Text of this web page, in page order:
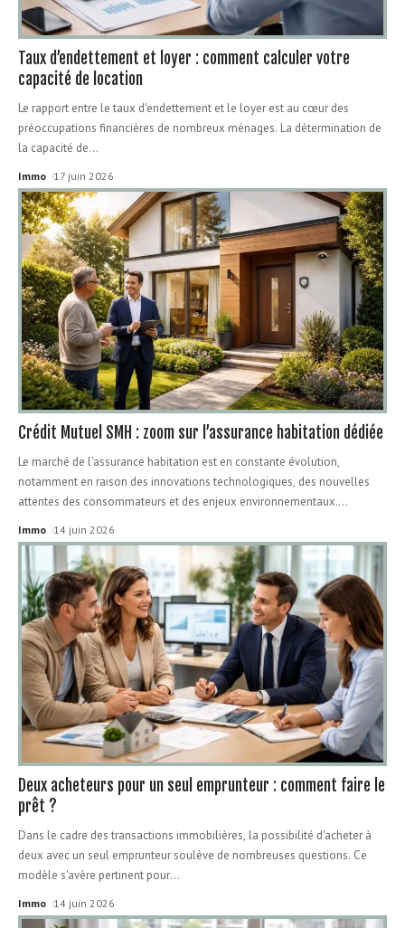
Taux d’endettement et loyer : comment calculer votre
capacité de location
Le rapport entre le taux d'endettement et le loyer est au cœur des
préoccupations financières de nombreux ménages. La détermination de
la capacité de…
Immo 17 juin 2026
Crédit Mutuel SMH : zoom sur l’assurance habitation dédiée
Le marché de l'assurance habitation est en constante évolution,
notamment en raison des innovations technologiques, des nouvelles
attentes des consommateurs et des enjeux environnementaux.…
Immo 14 juin 2026
Deux acheteurs pour un seul emprunteur : comment faire le
prêt ?
Dans le cadre des transactions immobilières, la possibilité d'acheter à
deux avec un seul emprunteur soulève de nombreuses questions. Ce
modèle s'avère pertinent pour…
Immo 14 juin 2026